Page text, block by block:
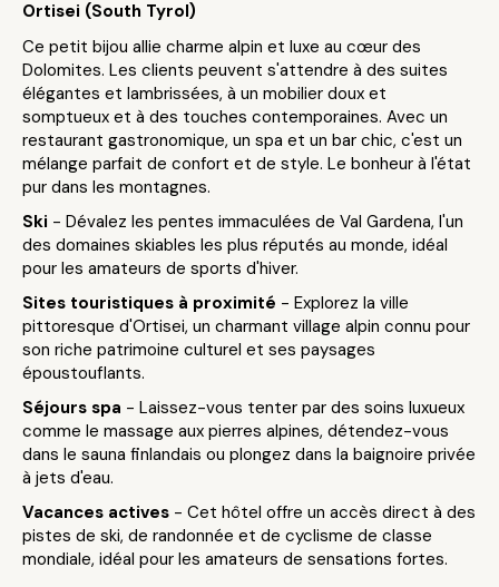
Ortisei (South Tyrol)
Ce petit bijou allie charme alpin et luxe au cœur des
Dolomites. Les clients peuvent s'attendre à des suites
élégantes et lambrissées, à un mobilier doux et
somptueux et à des touches contemporaines. Avec un
restaurant gastronomique, un spa et un bar chic, c'est un
mélange parfait de confort et de style. Le bonheur à l'état
pur dans les montagnes.
Ski - Dévalez les pentes immaculées de Val Gardena, l'un
des domaines skiables les plus réputés au monde, idéal
pour les amateurs de sports d'hiver.
Sites touristiques à proximité - Explorez la ville
pittoresque d'Ortisei, un charmant village alpin connu pour
son riche patrimoine culturel et ses paysages
époustouflants.
Séjours spa - Laissez-vous tenter par des soins luxueux
comme le massage aux pierres alpines, détendez-vous
dans le sauna finlandais ou plongez dans la baignoire privée
à jets d'eau.
Vacances actives - Cet hôtel offre un accès direct à des
pistes de ski, de randonnée et de cyclisme de classe
mondiale, idéal pour les amateurs de sensations fortes.